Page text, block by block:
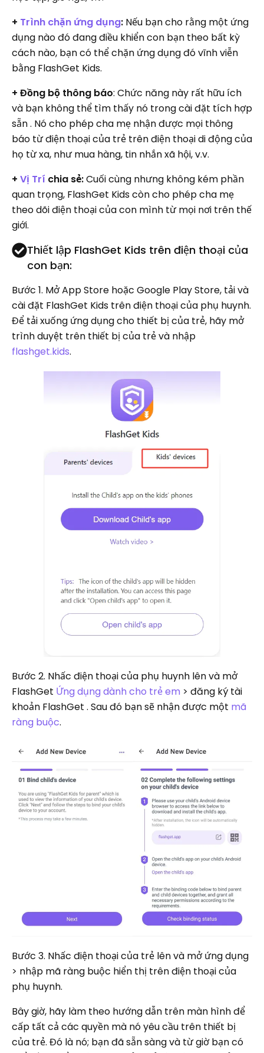
+ Trình chặn ứng dụng: Nếu bạn cho rằng một ứng
dụng nào đó đang điều khiển con bạn theo bất kỳ
cách nào, bạn có thể chặn ứng dụng đó vĩnh viễn
bằng FlashGet Kids.
+ Đồng bộ thông báo: Chức năng này rất hữu ích
và bạn không thể tìm thấy nó trong cài đặt tích hợp
sẵn . Nó cho phép cha mẹ nhận được mọi thông
báo từ điện thoại của trẻ trên điện thoại di động của
họ từ xa, như mua hàng, tin nhắn xã hội, v.v.
+ Vị Trí chia sẻ:Cuối cùng nhưng không kém phần
quan trọng, FlashGet Kids còn cho phép cha mẹ
theo dõi điện thoại của con mình từ mọi nơi trên thế
giới.
Thiết lập FlashGet Kids trên điện thoại của
con bạn:
Bước 1. Mở App Store hoặc Google Play Store, tải và
cài đặt FlashGet Kids trên điện thoại của phụ huynh.
Để tải xuống ứng dụng cho thiết bị của trẻ, hãy mở
trình duyệt trên thiết bị của trẻ và nhập
flashget.kids.
Bước 2. Nhấc điện thoại của phụ huynh lên và mở
FlashGet Ứng dụng dành cho trẻ em > đăng ký tài
khoản FlashGet . Sau đó bạn sẽ nhận được một mã
ràng buộc.
Bước 3. Nhấc điện thoại của trẻ lên và mở ứng dụng
> nhập mã ràng buộc hiển thị trên điện thoại của
phụ huynh.
Bây giờ, hãy làm theo hướng dẫn trên màn hình để
cấp tất cả các quyền mà nó yêu cầu trên thiết bị
của trẻ. Đó là nó; bạn đã sẵn sàng và từ giờ bạn có